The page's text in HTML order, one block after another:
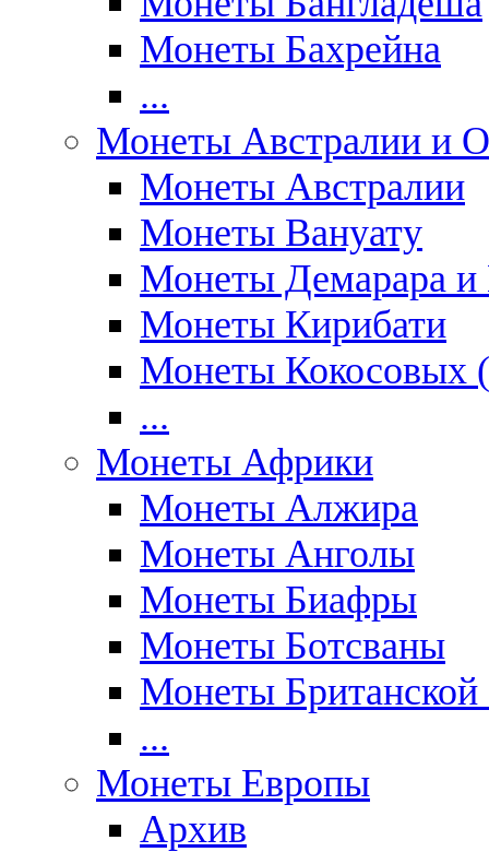
Монеты Бахрейна
...
Монеты Австралии и
Монеты Австралии
Монеты Вануату
Монеты Демарара и
Монеты Кирибати
Монеты Кокосовых
...
Монеты Африки
Монеты Алжира
Монеты Анголы
Монеты Биафры
Монеты Ботсваны
Монеты
...
Монеты Европы
Архив